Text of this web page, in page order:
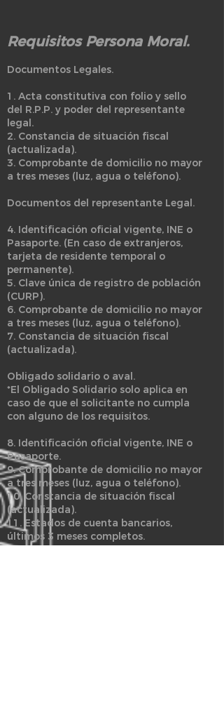
Requisitos Persona Moral.
Documentos Legales.
1. Acta constitutiva con folio y sello
del R.P.P. y poder del representante
legal.
2. Constancia de situación fiscal
(actualizada).
3. Comprobante de domicilio no mayor
a tres meses (luz, agua o teléfono).
Documentos del representante Legal.
4. Identificación oficial vigente, INE o
Pasaporte. (En caso de extranjeros,
tarjeta de residente temporal o
permanente).
5. Clave única de registro de población
(CURP).
6. Comprobante de domicilio no mayor
a tres meses (luz, agua o teléfono).
7. Constancia de situación fiscal
(actualizada).
Obligado solidario o aval.
*El Obligado Solidario solo aplica en
caso de que el solicitante no cumpla
con alguno de los requisitos.
8. Identificación oficial vigente, INE o
Pasaporte.
9. Comprobante de domicilio no mayor
a tres meses (luz, agua o teléfono).
10. Constancia de situación fiscal
(actualizada).
11. Estados de cuenta bancarios,
últimos 3 meses completos.